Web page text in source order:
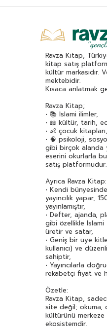
Ravza Kitap,
kitap satış
kültür markasıdır.
mektebidir.
Kısaca anlatmak
Ravza Kitap;
• 📚 İslami ilimler,
• 📖 kültür, tarih,
• 👶 çocuk kitapları,
• 🧠 psikoloji,
gibi birçok alanda
eserini okurlarla
satış platformudur.
Ayrıca Ravza Kitap:
• Kendi bünyesinde
yayıncılık yapar,
yayınlamıştır,
• Defter, ajanda,
gibi özellikle İslami
üretir ve satar,
• Geniş bir üye
kullanıcı) ve
sahiptir,
• Yayıncılarla
rekabetçi fiyat ve
Özetle:
Ravza Kitap,
site değil; okuma,
kültürünü
ekosistemdir.